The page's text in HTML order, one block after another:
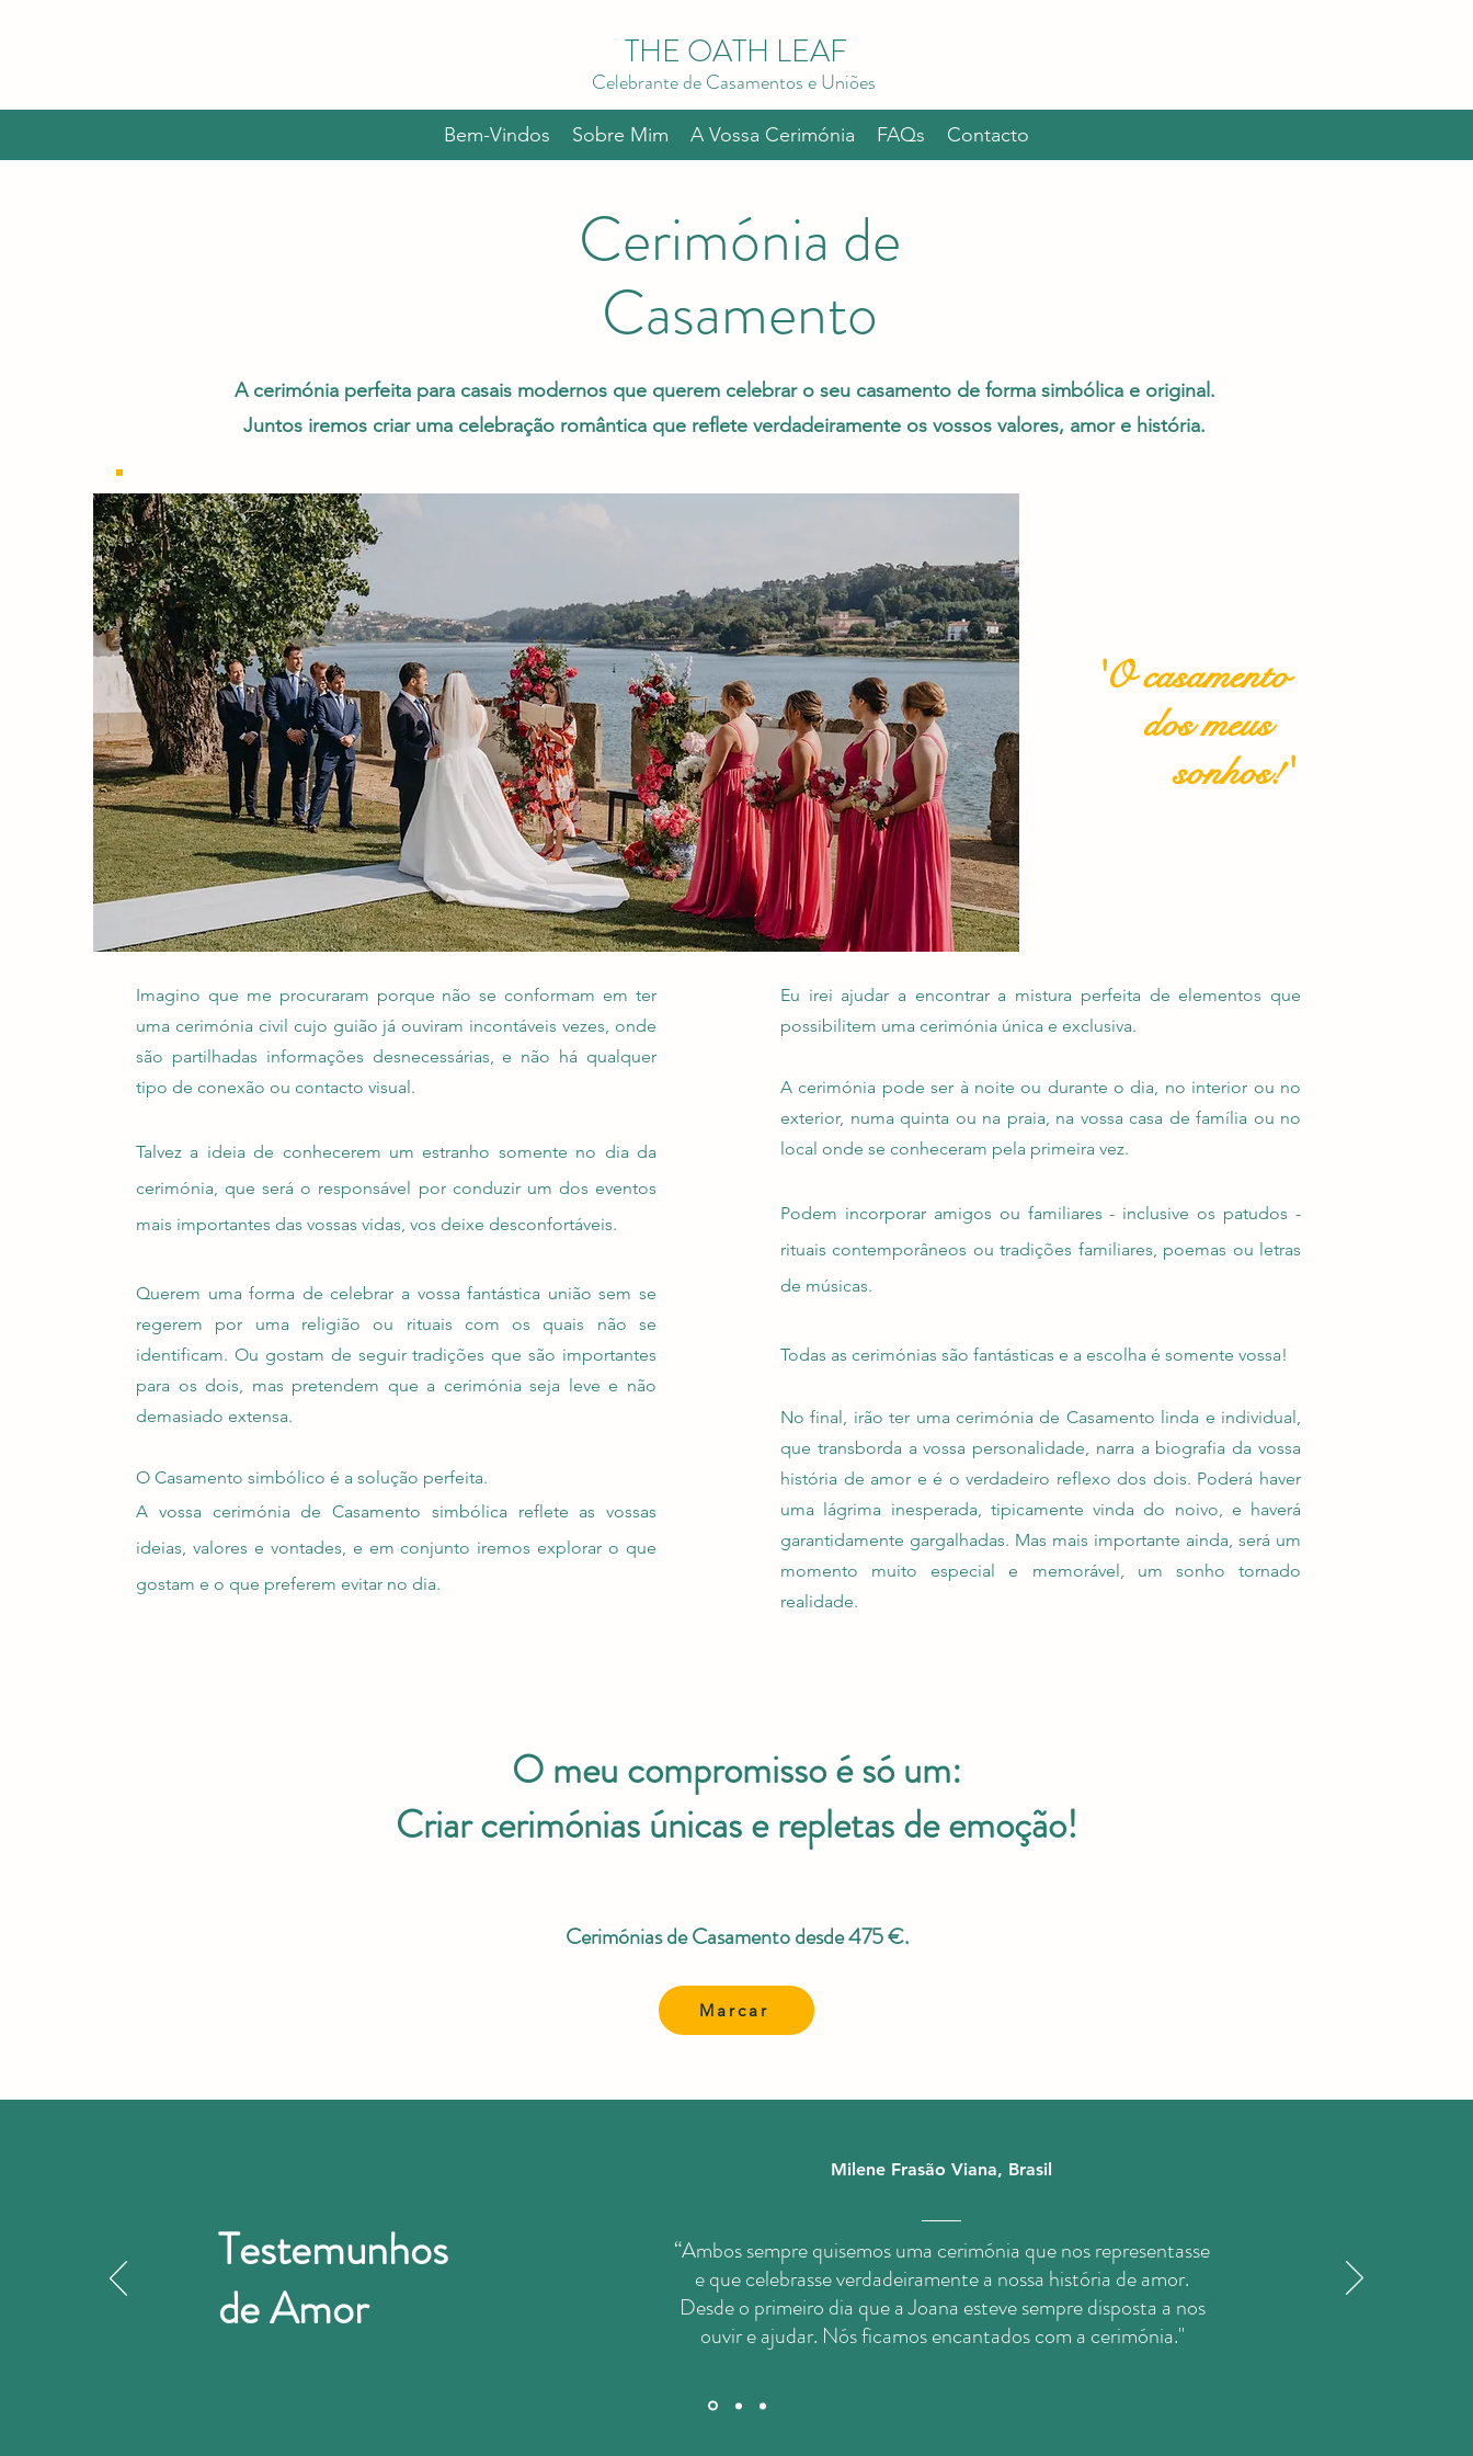
THE OATH LEAF
Celebrante de Casamentos e Uniões
Bem-Vindos Sobre Mim A Vossa Cerimónia FAQs Contacto
'O casamento
dos meus
sonhos!'
Cerimónias de Casamento desde 475 €.
A cerimónia perfeita para casais modernos que querem celebrar o seu casamento de forma simbólica e original.​
Juntos iremos criar uma celebração romântica que reflete verdadeiramente os vossos valores, amor e história.
Cerimónia de
Casamento
O meu compromisso é só um:
Criar cerimónias únicas e repletas de emoção!
Eu irei ajudar a encontrar a mistura perfeita de elementos que
possibilitem uma cerimónia única e exclusiva.
A cerimónia pode ser à noite ou durante o dia, no interior ou no
exterior, numa quinta ou na praia, na vossa casa de família ou no
local onde se conheceram pela primeira vez.
Podem incorporar amigos ou familiares - inclusive os patudos -
rituais contemporâneos ou tradições familiares, poemas ou letras
de músicas.
Todas as cerimónias são fantásticas e a escolha é somente vossa!
No final, irão ter uma cerimónia de Casamento linda e individual,
que transborda a vossa personalidade, narra a biografia da vossa
história de amor e é o verdadeiro reflexo dos dois. Poderá haver
uma lágrima inesperada, tipicamente vinda do noivo, e haverá
garantidamente gargalhadas. Mas mais importante ainda, será um
momento muito especial e memorável, um sonho tornado
realidade.
Imagino que me procuraram porque não se conformam em ter
uma cerimónia civil cujo guião já ouviram incontáveis vezes, onde
são partilhadas informações desnecessárias, e não há qualquer
tipo de conexão ou contacto visual.
Talvez a ideia de conhecerem um estranho somente no dia da
cerimónia, que será o responsável por conduzir um dos eventos
mais importantes das vossas vidas, vos deixe desconfortáveis.
Querem uma forma de celebrar a vossa fantástica união sem se
regerem por uma religião ou rituais com os quais não se
identificam. Ou gostam de seguir tradições que são importantes
para os dois, mas pretendem que a cerimónia seja leve e não
demasiado extensa.
O Casamento simbólico é a solução perfeita.
A vossa cerimónia de Casamento simbólica reflete as vossas
ideias, valores e vontades, e em conjunto iremos explorar o que
gostam e o que preferem evitar no dia.
Marcar
Milene Frasão Viana, Brasil
Testemunhos
de Amor
“Ambos sempre quisemos uma cerimónia que nos representasse
e que celebrasse verdadeiramente a nossa história de amor.
Desde o primeiro dia que a Joana esteve sempre disposta a nos
ouvir e ajudar. Nós ficamos encantados com a cerimónia."